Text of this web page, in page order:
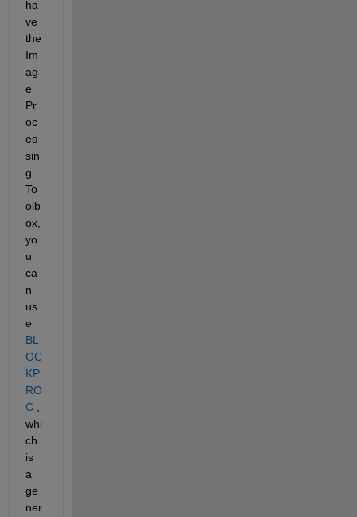
ha
ve
the
Im
ag
e
Pr
oc
es
sin
g
To
olb
ox,
yo
u
ca
n
us
e
BL
OC
KP
RO
C ,
whi
ch
is
a
ge
ner